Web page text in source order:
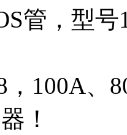
管，型
，100A、
！